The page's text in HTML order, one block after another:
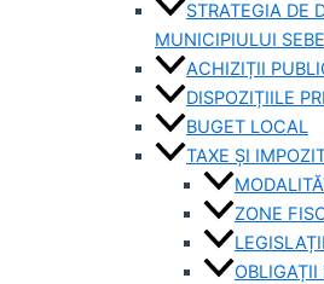
STRATEGIA DE
MUNICIPIULUI
ACHIZIȚII
DISPOZIȚIILE
BUGET LOCAL
TAXE ȘI
ZONE
OBLIGAȚII